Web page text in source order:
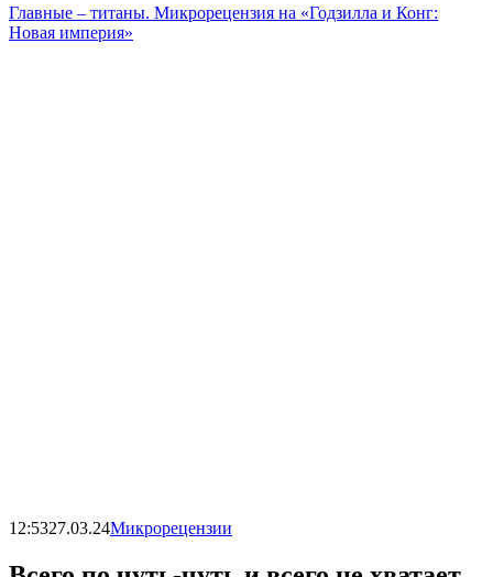
Главные – титаны. Микрорецензия на «Годзилла и Конг:
Новая империя»
12:5327.03.24Микрорецензии